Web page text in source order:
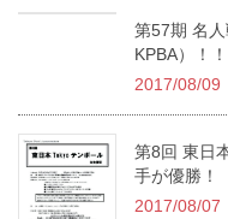
第57期 名
KPBA）！！
2017/08/09
第8回 東日
手が優勝！
2017/08/07